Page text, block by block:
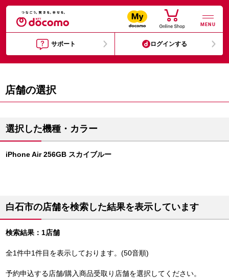
MENU
サポート ログインする
店舗の選択
選択した機種・カラー
iPhone Air 256GB スカイブルー
白石市の店舗を検索した結果を表示しています
検索結果：1店舗
全1件中1件目を表示しております。(50音順)
予約申込する店舗/購入商品受取り店舗を選択してください。